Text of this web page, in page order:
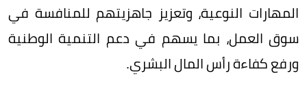
المهارات النوعية، وتعزيز جاهزيتهم للمنافسة في
سوق العمل، بما يسهم في دعم التنمية الوطنية
ورفع كفاءة رأس المال البشري.